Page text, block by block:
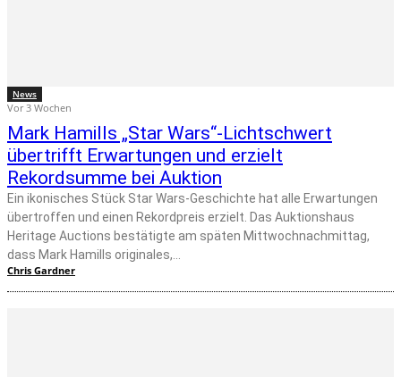
News
Vor 3 Wochen
Mark Hamills „Star Wars“-Lichtschwert
übertrifft Erwartungen und erzielt
Rekordsumme bei Auktion
Ein ikonisches Stück Star Wars-Geschichte hat alle Erwartungen
übertroffen und einen Rekordpreis erzielt. Das Auktionshaus
Heritage Auctions bestätigte am späten Mittwochnachmittag,
dass Mark Hamills originales,...
Chris Gardner